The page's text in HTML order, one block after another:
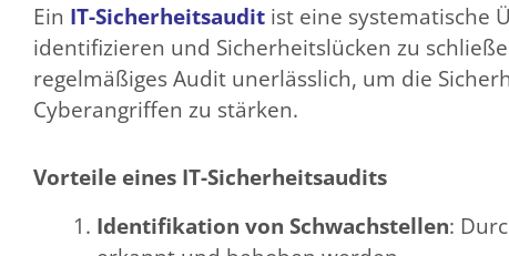
Ein IT-Sicherheitsaudit ist eine systematische
identifizieren und Sicherheitslücken zu
regelmäßiges Audit unerlässlich, um die
Cyberangriffen zu stärken.
Vorteile eines IT-Sicherheitsaudits
Identifikation von Schwachstellen: